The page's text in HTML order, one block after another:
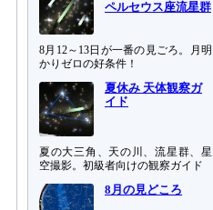
ペルセウス座流星群
8月12～13日が一番の見ごろ。月明
かりゼロの好条件！
夏休み 天体観察ガ
イド
夏の大三角、天の川、流星群、星
空撮影。初級者向けの観察ガイド
8月の見どころ